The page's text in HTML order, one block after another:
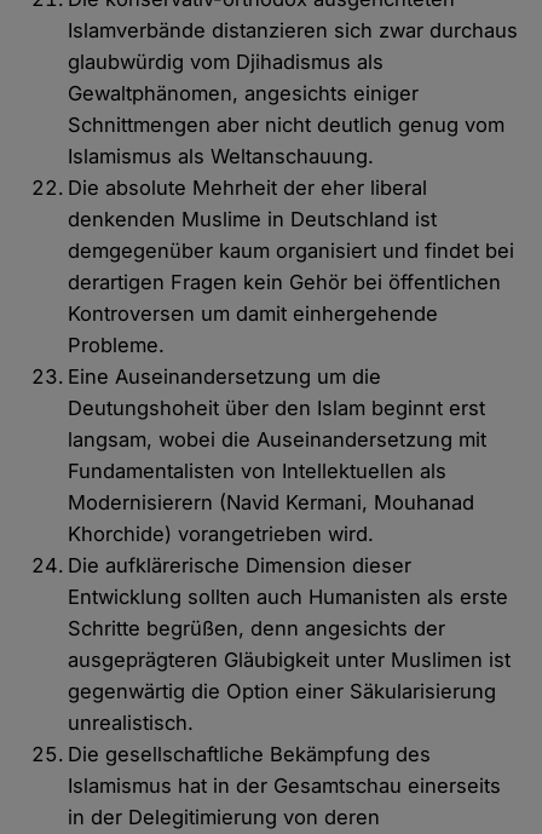
Islamverbände distanzieren sich zwar durchaus
glaubwürdig vom Djihadismus als
Gewaltphänomen, angesichts einiger
Schnittmengen aber nicht deutlich genug vom
Islamismus als Weltanschauung.
Die absolute Mehrheit der eher liberal
denkenden Muslime in Deutschland ist
demgegenüber kaum organisiert und findet bei
derartigen Fragen kein Gehör bei öffentlichen
Kontroversen um damit einhergehende
Probleme.
Eine Auseinandersetzung um die
Deutungshoheit über den Islam beginnt erst
langsam, wobei die Auseinandersetzung mit
Fundamentalisten von Intellektuellen als
Modernisierern (Navid Kermani, Mouhanad
Khorchide) vorangetrieben wird.
Die aufklärerische Dimension dieser
Entwicklung sollten auch Humanisten als erste
Schritte begrüßen, denn angesichts der
ausgeprägteren Gläubigkeit unter Muslimen ist
gegenwärtig die Option einer Säkularisierung
unrealistisch.
Die gesellschaftliche Bekämpfung des
Islamismus hat in der Gesamtschau einerseits
in der Delegitimierung von deren